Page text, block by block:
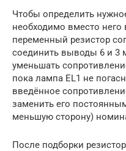
Чтобы определить
необходимо вместо него
переменный резистор
соединить выводы 6 и 3
уменьшать
пока лампа EL1 не
введённое
заменить его
меньшую сторону)
После подборки